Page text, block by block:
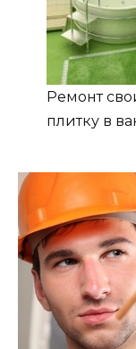
Ремонт
плитку в